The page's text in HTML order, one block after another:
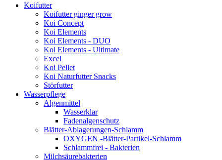
Koifutter
Koifutter ginger grow
Koi Concept
Koi Elements
Koi Elements - DUO
Koi Elements - Ultimate
Excel
Koi Pellet
Koi Naturfutter Snacks
Störfutter
Wasserpflege
Algenmittel
Wasserklar
Fadenalgenschutz
Blätter-Ablagerungen-Schlamm
OXYGEN -Blätter-Partikel-Schlamm
Schlammfrei - Bakterien
Milchsäurebakterien